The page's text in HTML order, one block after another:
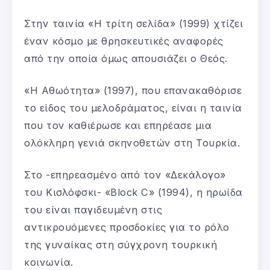
Στην ταινία «Η τρίτη σελίδα» (1999) χτίζει
έναν κόσμο με θρησκευτικές αναφορές
από την οποία όμως απουσιάζει ο Θεός.
«Η Αθωότητα» (1997), που επανακαθόρισε
το είδος του μελοδράματος, είναι η ταινία
που τον καθιέρωσε και επηρέασε μια
ολόκληρη γενιά σκηνοθετών στη Τουρκία.
Στο -επηρεασμένο από τον «Δεκάλογο»
του Κισλόφσκι- «Block C» (1994), η ηρωίδα
του είναι παγιδευμένη στις
αντικρουόμενες προσδοκίες για το ρόλο
της γυναίκας στη σύγχρονη τουρκική
κοινωνία.